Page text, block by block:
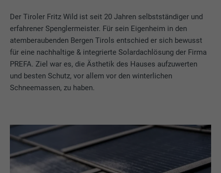
Der Tiroler Fritz Wild ist seit 20 Jahren selbstständiger und
erfahrener Spenglermeister. Für sein Eigenheim in den
atemberaubenden Bergen Tirols entschied er sich bewusst
für eine nachhaltige & integrierte Solardachlösung der Firma
PREFA. Ziel war es, die Ästhetik des Hauses aufzuwerten
und besten Schutz, vor allem vor den winterlichen
Schneemassen, zu haben.